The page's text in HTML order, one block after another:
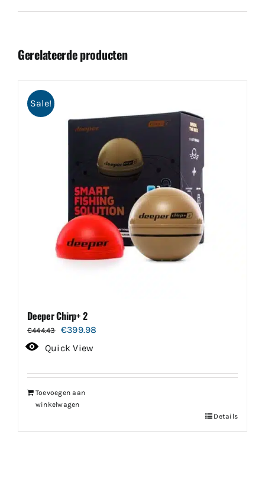
Gerelateerde producten
Sale!
Deeper Chirp+ 2
€444.43
Oorspronkelijke
prijs
€444.43.
€399.98
€399.98.
Quick View
Toevoegen aan
winkelwagen
Details